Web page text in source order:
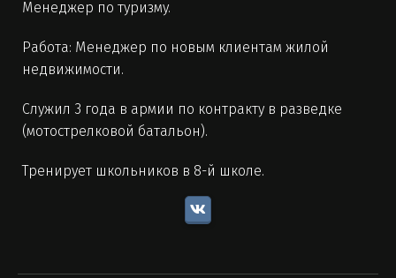
Менеджер по туризму.
Работа: Менеджер по новым клиентам жилой
недвижимости.
Служил 3 года в армии по контракту в разведке
(мотострелковой батальон).
Тренирует школьников в 8-й школе.